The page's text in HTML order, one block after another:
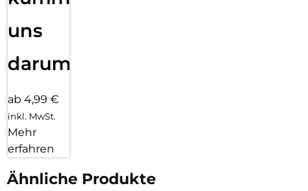
uns
darum!
ab 4,99 €
inkl. MwSt.
Mehr
erfahren
Ähnliche Produkte